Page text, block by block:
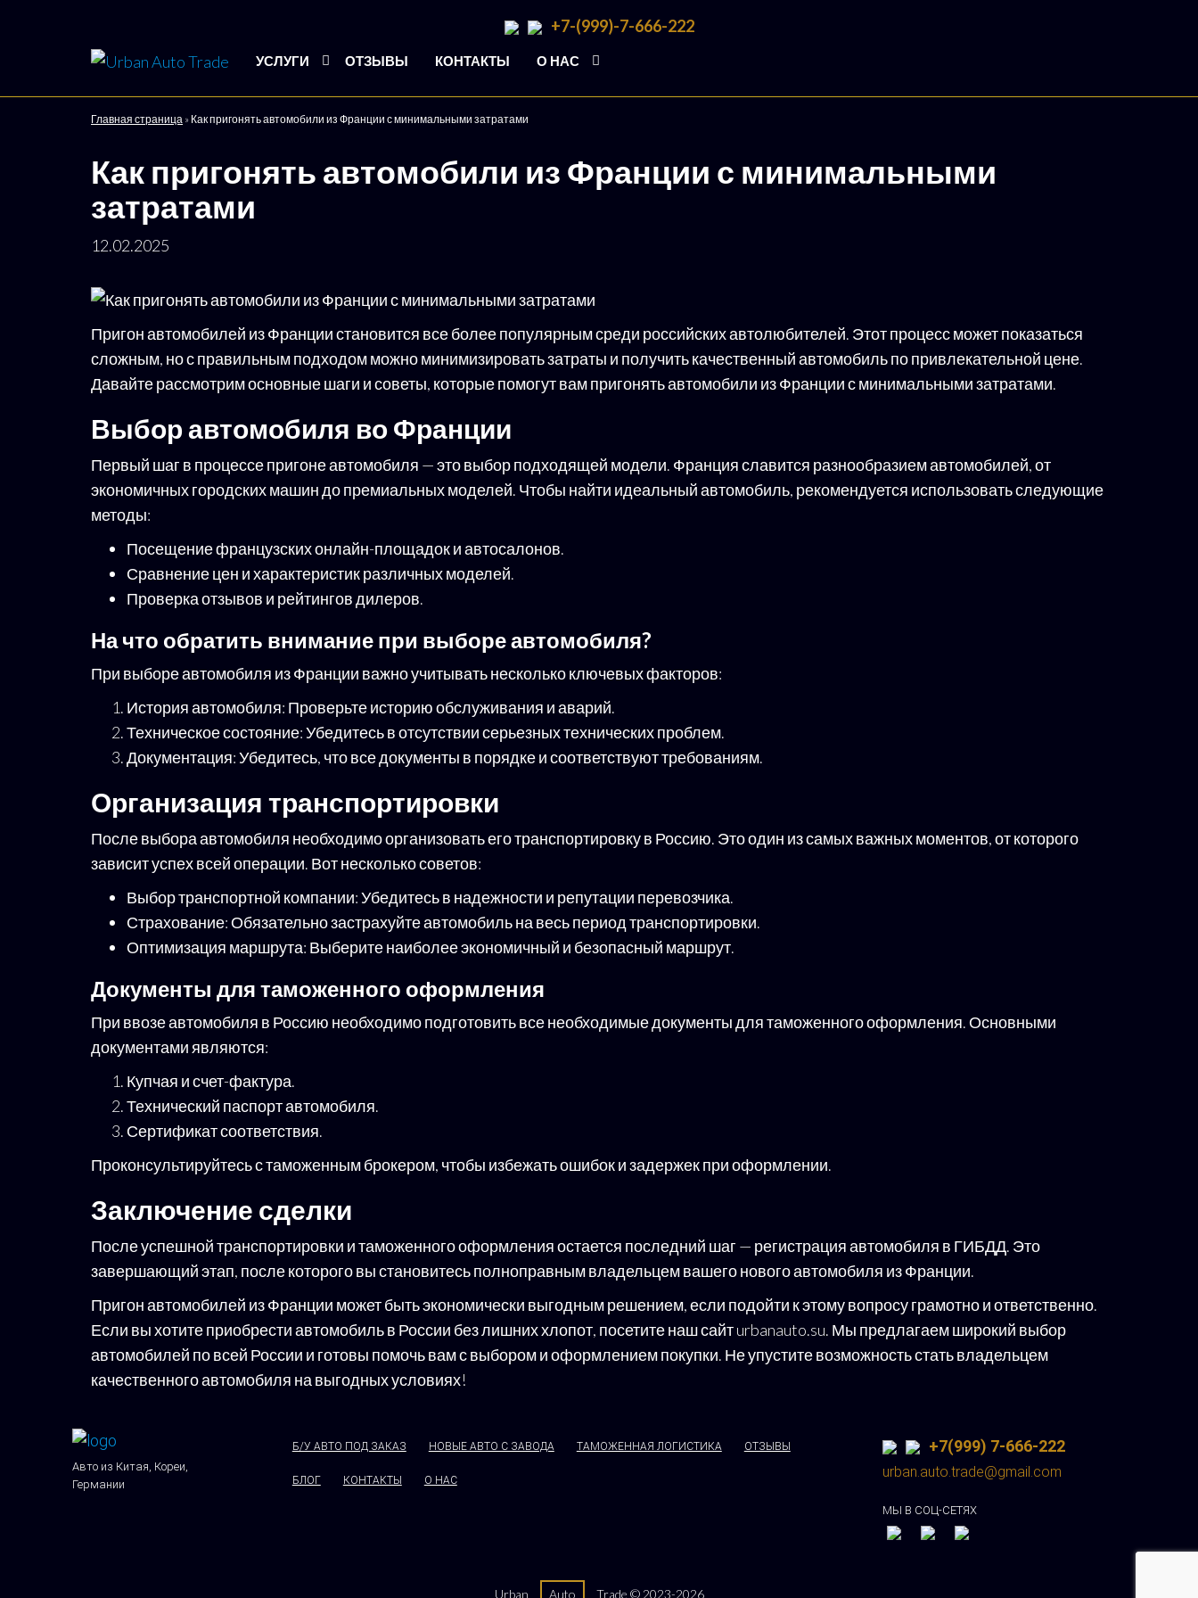
+7-(999)-7-666-222
Urban
Trade
Подбор
всего
УСЛУГИ ОТЗЫВЫ КОНТАКТЫ О НАС
Главная страница » Как пригонять автомобили из Франции с минимальными затратами
Как пригонять автомобили из Франции с минимальными
затратами
12.02.2025
Пригон автомобилей из Франции становится все более популярным среди российских автолюбителей. Этот процесс может показаться
сложным, но с правильным подходом можно минимизировать затраты и получить качественный автомобиль по привлекательной цене.
Давайте рассмотрим основные шаги и советы, которые помогут вам пригонять автомобили из Франции с минимальными затратами.
Выбор автомобиля во Франции
Первый шаг в процессе пригоне автомобиля — это выбор подходящей модели. Франция славится разнообразием автомобилей, от
экономичных городских машин до премиальных моделей. Чтобы найти идеальный автомобиль, рекомендуется использовать следующие
методы:
Посещение французских онлайн-площадок и автосалонов.
Сравнение цен и характеристик различных моделей.
Проверка отзывов и рейтингов дилеров.
На что обратить внимание при выборе автомобиля?
При выборе автомобиля из Франции важно учитывать несколько ключевых факторов:
История автомобиля: Проверьте историю обслуживания и аварий.
Техническое состояние: Убедитесь в отсутствии серьезных технических проблем.
Документация: Убедитесь, что все документы в порядке и соответствуют требованиям.
Организация транспортировки
После выбора автомобиля необходимо организовать его транспортировку в Россию. Это один из самых важных моментов, от которого
зависит успех всей операции. Вот несколько советов:
Выбор транспортной компании: Убедитесь в надежности и репутации перевозчика.
Страхование: Обязательно застрахуйте автомобиль на весь период транспортировки.
Оптимизация маршрута: Выберите наиболее экономичный и безопасный маршрут.
Документы для таможенного оформления
При ввозе автомобиля в Россию необходимо подготовить все необходимые документы для таможенного оформления. Основными
документами являются:
Купчая и счет-фактура.
Технический паспорт автомобиля.
Сертификат соответствия.
Проконсультируйтесь с таможенным брокером, чтобы избежать ошибок и задержек при оформлении.
Заключение сделки
После успешной транспортировки и таможенного оформления остается последний шаг — регистрация автомобиля в ГИБДД. Это
завершающий этап, после которого вы становитесь полноправным владельцем вашего нового автомобиля из Франции.
Пригон автомобилей из Франции может быть экономически выгодным решением, если подойти к этому вопросу грамотно и ответственно.
Если вы хотите приобрести автомобиль в России без лишних хлопот, посетите наш сайт urbanauto.su. Мы предлагаем широкий выбор
автомобилей по всей России и готовы помочь вам с выбором и оформлением покупки. Не упустите возможность стать владельцем
качественного автомобиля на выгодных условиях!
Авто из Китая, Кореи,
Германии
Б/У АВТО ПОД ЗАКАЗ НОВЫЕ АВТО С ЗАВОДА ТАМОЖЕННАЯ ЛОГИСТИКА ОТЗЫВЫ
БЛОГ КОНТАКТЫ О НАС
+7(999) 7-666-222
urban.auto.trade@gmail.com
МЫ В СОЦ-СЕТЯХ
Urban Auto Trade © 2023-2026